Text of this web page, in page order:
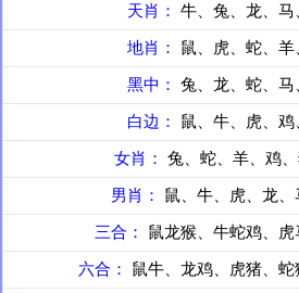
天肖： 牛、兔、龙、马
地肖： 鼠、虎、蛇、羊
黑中： 兔、龙、蛇、马
白边： 鼠、牛、虎、
女肖： 兔、蛇、羊、鸡
男肖： 鼠、牛、虎、龙
三合： 鼠龙猴、牛蛇鸡、
六合： 鼠牛、龙鸡、虎猪、